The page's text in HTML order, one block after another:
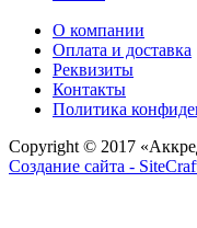
О компании
Оплата и доставка
Реквизиты
Контакты
Политика
Copyright © 2017
Создание сайта -